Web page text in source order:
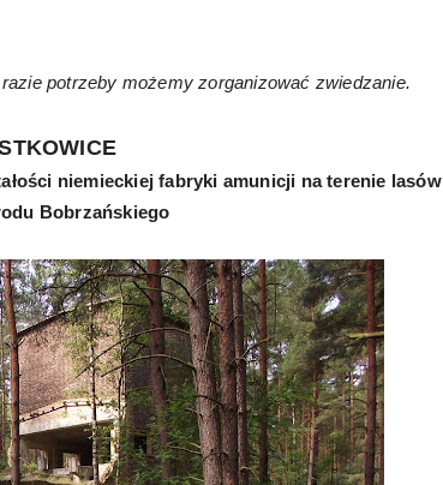
potrzeby możemy zorganizować zwiedzanie.
niemieckiej fabryki amunicji na terenie lasów
Bobrzańskiego